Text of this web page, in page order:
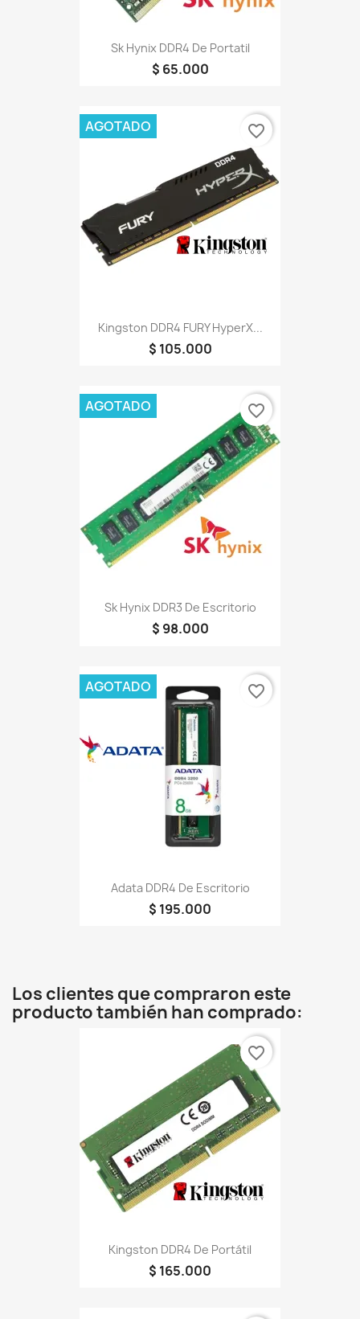
Sk Hynix DDR4 De Portatil
$ 65.000
Kingston DDR4 FURY HyperX...
$ 105.000
AGOTADO favorite_border
Sk Hynix DDR3 De Escritorio
$ 98.000
AGOTADO favorite_border
Adata DDR4 De Escritorio
$ 195.000
AGOTADO favorite_border
Los clientes que compraron este
producto también han comprado:
Kingston DDR4 De Portátil
$ 165.000
favorite_border